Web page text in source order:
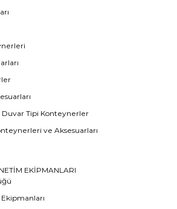
Tipi Konteynerler
ve Aksesuarları
EKİPMANLARI
Ekipmanları